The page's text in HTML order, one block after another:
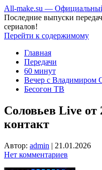
All-make.su —
Последние выпуски
сериалов!
Перейти к содержимому
Главная
Передачи
60 минут
Вечер с Владимиром
Бесогон ТВ
Соловьев Live
контакт
Автор: admin | 21.01.2026
Нет комментариев